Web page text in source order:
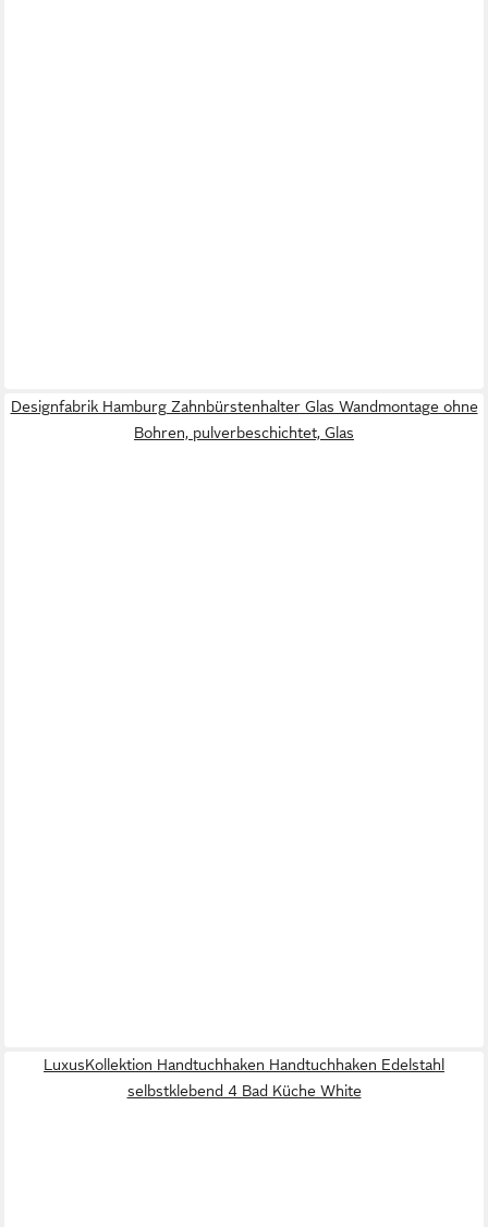
Designfabrik Hamburg Zahnbürstenhalter Glas Wandmontage ohne
Bohren, pulverbeschichtet, Glas
LuxusKollektion Handtuchhaken Handtuchhaken Edelstahl
selbstklebend 4 Bad Küche White